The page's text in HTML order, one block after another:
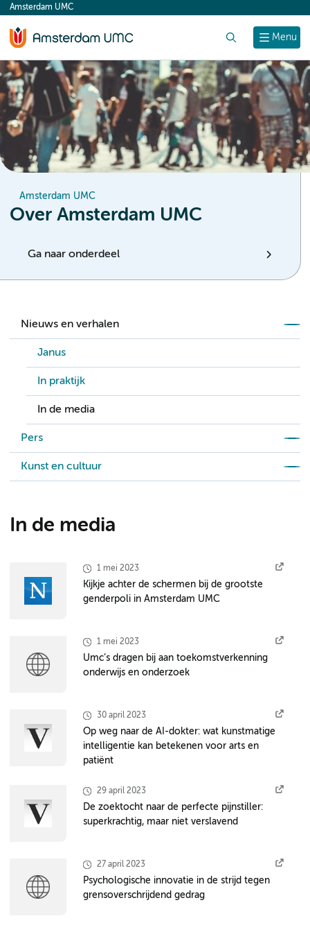
content
Menu
Amsterdam UMC
Amsterdam UMC
Over Amsterdam UMC
Ga naar onderdeel
Nieuws en verhalen
Janus
In praktijk
In de media
Pers
Kunst en cultuur
In de media
1 mei 2023
Kijkje achter de schermen bij de grootste
genderpoli in Amsterdam UMC
1 mei 2023
Umc’s dragen bij aan toekomstverkenning
onderwijs en onderzoek
30 april 2023
Op weg naar de AI-dokter: wat kunstmatige
intelligentie kan betekenen voor arts en
patiënt
29 april 2023
De zoektocht naar de perfecte pijnstiller:
superkrachtig, maar niet verslavend
27 april 2023
Psychologische innovatie in de strijd tegen
grensoverschrijdend gedrag